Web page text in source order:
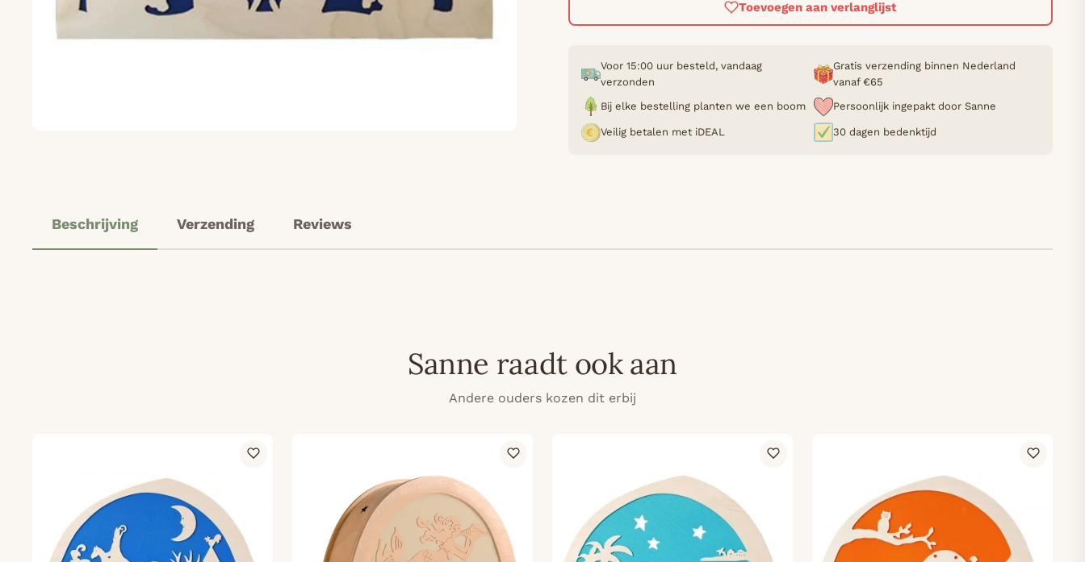
Toevoegen aan verlanglijst
Voor 15:00 uur besteld, vandaag
verzonden
Gratis verzending binnen Nederland
vanaf €65
Bij elke bestelling planten we een boom
Persoonlijk ingepakt door Sanne
Veilig betalen met iDEAL 30 dagen bedenktijd
Beschrijving Verzending Reviews
Sanne raadt ook aan
Andere ouders kozen dit erbij